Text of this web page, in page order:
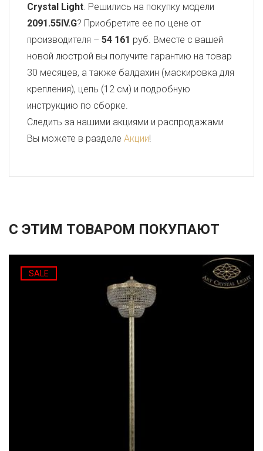
Crystal Light. Решились на покупку модели
2091.55IV.G? Приобретите ее по цене от
производителя – 54 161 руб. Вместе с вашей
новой люстрой вы получите гарантию на товар
30 месяцев, а также балдахин (маскировка для
крепления), цепь (12 см) и подробную
инструкцию по сборке.
Следить за нашими акциями и распродажами
Вы можете в разделе Акции!
С ЭТИМ ТОВАРОМ ПОКУПАЮТ
SALE